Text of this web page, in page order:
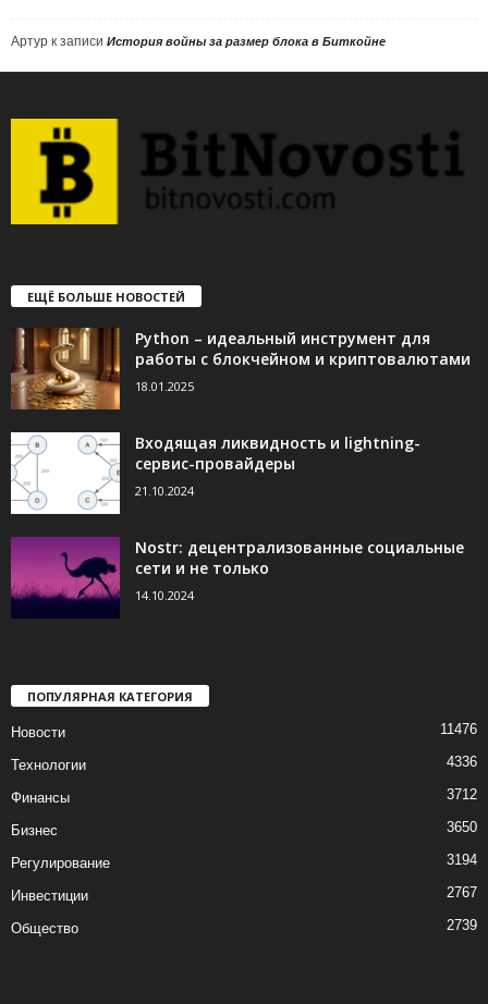
Артур к записи История войны за размер блока в Биткойне
ЕЩЁ БОЛЬШЕ НОВОСТЕЙ
Python – идеальный инструмент для
работы с блокчейном и криптовалютами
18.01.2025
Входящая ликвидность и lightning-
сервис-провайдеры
21.10.2024
Nostr: децентрализованные социальные
сети и не только
14.10.2024
ПОПУЛЯРНАЯ КАТЕГОРИЯ
Новости 11476
Технологии 4336
Финансы 3712
Бизнес 3650
Регулирование 3194
Инвестиции 2767
Общество 2739